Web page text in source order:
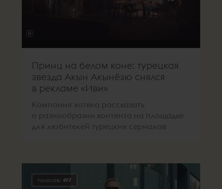
Принц на белом коне: турецкая
звезда Акын Акынёзю снялся
в рекламе «Иви»
Компания хотела рассказать
о разнообразии контента на площадке
для любителей турецких сериалов
голосов: 497